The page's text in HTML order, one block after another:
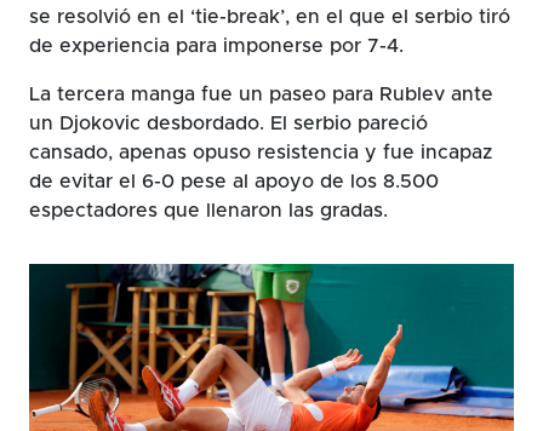
se resolvió en el ‘tie-break’, en el que el serbio tiró
de experiencia para imponerse por 7-4.
La tercera manga fue un paseo para Rublev ante
un Djokovic desbordado. El serbio pareció
cansado, apenas opuso resistencia y fue incapaz
de evitar el 6-0 pese al apoyo de los 8.500
espectadores que llenaron las gradas.